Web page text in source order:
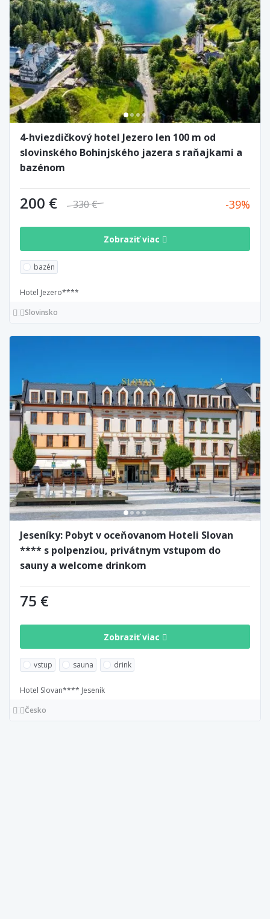
4-hviezdičkový hotel Jezero len 100 m od
slovinského Bohinjského jazera s raňajkami a
bazénom
200 € 330 € 39
Zobraziť viac
bazén
Hotel Jezero****
Slovinsko
Jeseníky: Pobyt v oceňovanom Hoteli Slovan
**** s polpenziou, privátnym vstupom do
sauny a welcome drinkom
75 €
Zobraziť viac
vstup sauna drink
Hotel Slovan**** Jeseník
Česko